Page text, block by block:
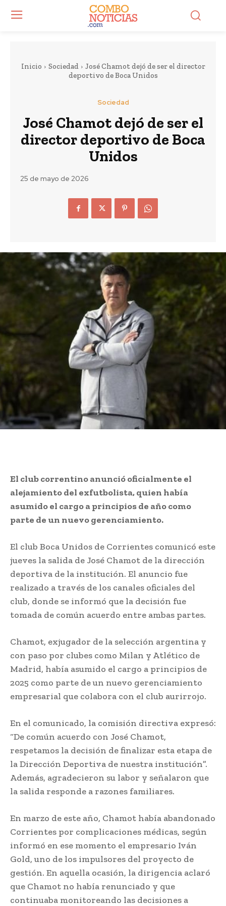
Inicio Sociedad
José Chamot dejó de ser el director
deportivo de Boca Unidos
Sociedad
José Chamot dejó de ser el
director deportivo de Boca
Unidos
25 de mayo de 2026
El club correntino anunció oficialmente el
alejamiento del exfutbolista, quien había
asumido el cargo a principios de año como
parte de un nuevo gerenciamiento.
El club Boca Unidos de Corrientes comunicó este
jueves la salida de José Chamot de la dirección
deportiva de la institución. El anuncio fue
realizado a través de los canales oficiales del
club, donde se informó que la decisión fue
tomada de común acuerdo entre ambas partes.
Chamot, exjugador de la selección argentina y
con paso por clubes como Milan y Atlético de
Madrid, había asumido el cargo a principios de
2025 como parte de un nuevo gerenciamiento
empresarial que colabora con el club aurirrojo.
En el comunicado, la comisión directiva expresó:
“De común acuerdo con José Chamot,
respetamos la decisión de finalizar esta etapa de
la Dirección Deportiva de nuestra institución”.
Además, agradecieron su labor y señalaron que
la salida responde a razones familiares.
En marzo de este año, Chamot había abandonado
Corrientes por complicaciones médicas, según
informó en ese momento el empresario Iván
Gold, uno de los impulsores del proyecto de
gestión. En aquella ocasión, la dirigencia aclaró
que Chamot no había renunciado y que
continuaba monitoreando las decisiones a